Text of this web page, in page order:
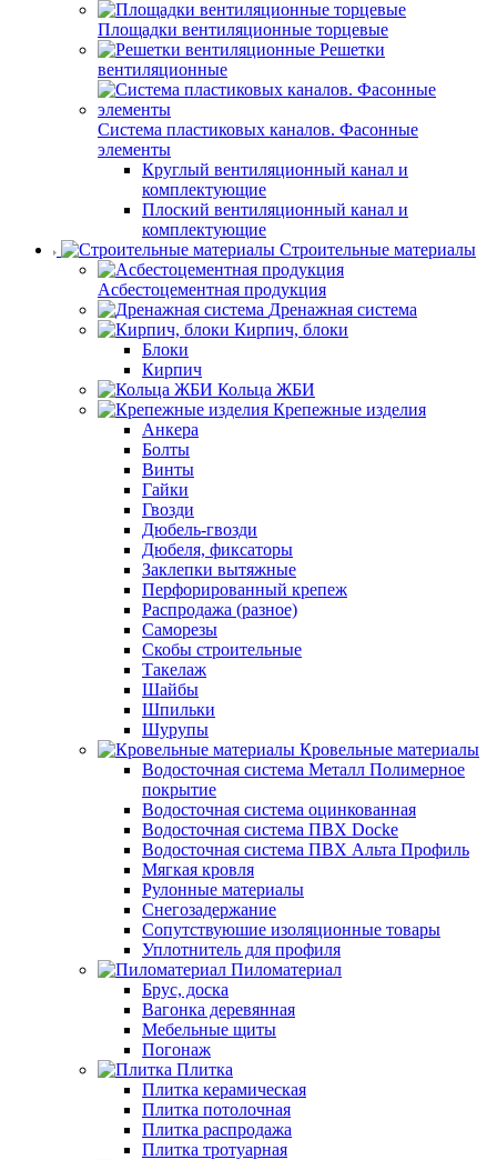
Площадки вентиляционные торцевые
Решетки
вентиляционные
Система пластиковых каналов. Фасонные
элементы
Круглый вентиляционный канал и
комплектующие
Плоский вентиляционный канал и
комплектующие
Строительные материалы
Асбестоцементная продукция
Дренажная система
Кирпич, блоки
Блоки
Кирпич
Кольца ЖБИ
Крепежные изделия
Анкера
Болты
Винты
Гайки
Гвозди
Дюбель-гвозди
Дюбеля, фиксаторы
Заклепки вытяжные
Перфорированный крепеж
Распродажа (разное)
Саморезы
Скобы строительные
Такелаж
Шайбы
Шпильки
Шурупы
Кровельные материалы
Водосточная система Металл Полимерное
покрытие
Водосточная система оцинкованная
Водосточная система ПВХ Docke
Водосточная система ПВХ Альта Профиль
Мягкая кровля
Рулонные материалы
Снегозадержание
Сопутствуюшие изоляционные товары
Уплотнитель для профиля
Пиломатериал
Брус, доска
Вагонка деревянная
Мебельные щиты
Погонаж
Плитка
Плитка керамическая
Плитка потолочная
Плитка распродажа
Плитка тротуарная